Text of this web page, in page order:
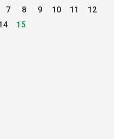
7 8 9 10 11
12
15